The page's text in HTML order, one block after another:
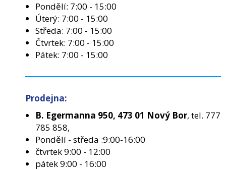
Pondělí: 7:00 - 15:00
Úterý: 7:00 - 15:00
Středa: 7:00 - 15:00
Čtvrtek: 7:00 - 15:00
Pátek: 7:00 - 15:00
Prodejna:
B. Egermanna 950, 473 01 Nový Bor, tel. 777
785 858,
Pondělí - středa :9:00-16:00
čtvrtek 9:00 - 12:00
pátek 9:00 - 16:00